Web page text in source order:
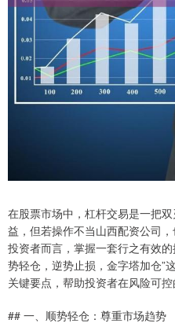
在股票市场中，杠杆交易是一把
益，但若操作不当山西配资公司
投资者而言，掌握一套行之有效
势轻仓，逆势止损，金字塔加仓”
关键要点，帮助投资者在风险可控
## 一、顺势轻仓：尊重市场趋势